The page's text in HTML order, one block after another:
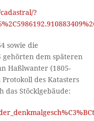
?
sowie die
gehörten dem späteren
Haßlwanter (1805-
des Katasters
das Stöcklgebäude: